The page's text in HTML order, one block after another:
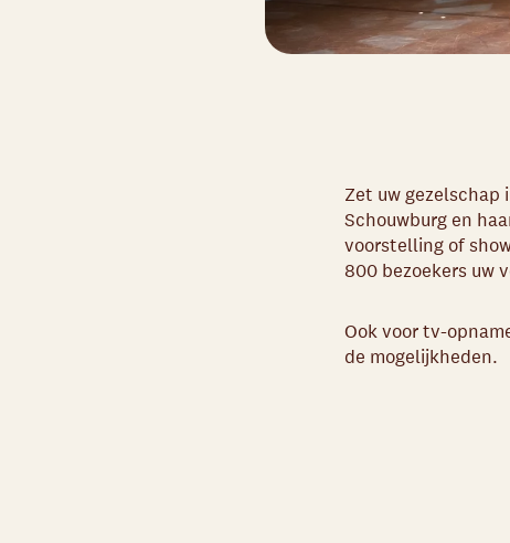
Zet uw gezelschap
Schouwburg en
voorstelling of
800 bezoekers uw
Ook voor tv-
de mogelijkheden.